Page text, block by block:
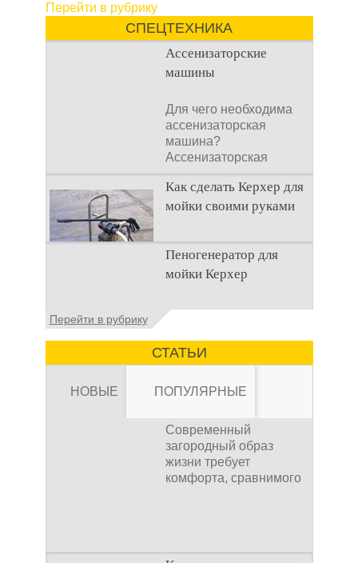
Перейти в рубрику
СПЕЦТЕХНИКА
Ассенизаторские
машины
Для чего необходима
ассенизаторская
машина?
Ассенизаторская
машина используется
для того, чтобы
Как сделать Керхер для
мойки своими руками
Общие сведения о
мойках высокого
давления Мойка
это моечное
Пеногенератор для
мойки Керхер
Общие сведения
мойки керхер – это
устройство высокого
Перейти в рубрику
СТАТЬИ
НОВЫЕ ПОПУЛЯРНЫЕ
Современный
загородный образ
жизни требует
комфорта, сравнимого